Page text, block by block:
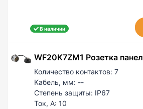
В наличии
WF20K7ZM1 Розетка
Количество контактов: 7
Кабель, мм: --
Степень защиты: IP67
Ток, А: 10